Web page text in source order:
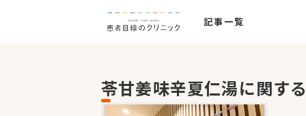
記事一覧
苓甘姜味辛夏仁湯に関す